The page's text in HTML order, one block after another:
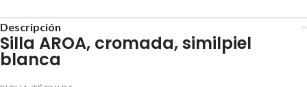
Descripción
Silla AROA, cromada, similpiel
blanca